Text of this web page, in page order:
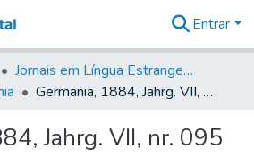
&
Coleções
Tudo na
Digital
Entrar
Jornais em Língua Estrangeira
Germania, 1884, Jahrg. VII, nr. 095
Jahrg. VII, nr. 095